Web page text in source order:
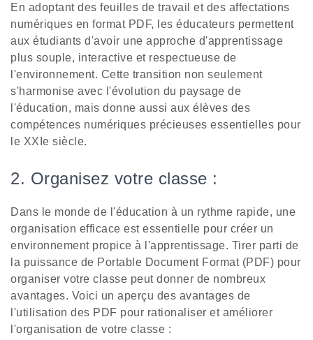
En adoptant des feuilles de travail et des affectations
numériques en format PDF, les éducateurs permettent
aux étudiants d'avoir une approche d'apprentissage
plus souple, interactive et respectueuse de
l'environnement. Cette transition non seulement
s'harmonise avec l'évolution du paysage de
l'éducation, mais donne aussi aux élèves des
compétences numériques précieuses essentielles pour
le XXIe siècle.
2. Organisez votre classe :
Dans le monde de l'éducation à un rythme rapide, une
organisation efficace est essentielle pour créer un
environnement propice à l'apprentissage. Tirer parti de
la puissance de Portable Document Format (PDF) pour
organiser votre classe peut donner de nombreux
avantages. Voici un aperçu des avantages de
l'utilisation des PDF pour rationaliser et améliorer
l'organisation de votre classe :